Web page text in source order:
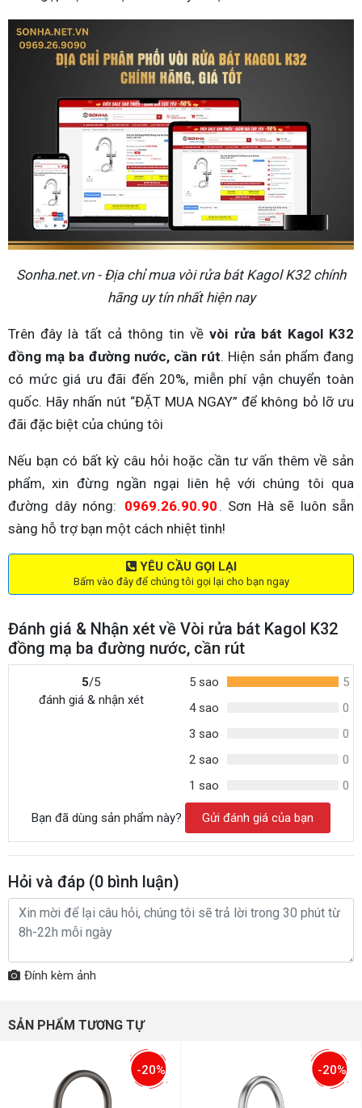
Sonha.net.vn - Địa chỉ mua vòi rửa bát Kagol K32 chính
hãng uy tín nhất hiện nay
Trên đây là tất cả thông tin vềvòi rửa bát Kagol K32
đồng mạ ba đường nước, cần rút. Hiện sản phẩm đang
có mức giá ưu đãi đến 20%, miễn phí vận chuyển toàn
quốc. Hãy nhấn nút “ĐẶT MUA NGAY” để không bỏ lỡ ưu
đãi đặc biệt của chúng tôi
Nếu bạn có bất kỳ câu hỏi hoặc cần tư vấn thêm về sản
phẩm, xin đừng ngần ngại liên hệ với chúng tôi qua
đường dây nóng: 0969.26.90.90 . Sơn Hà sẽ luôn sẵn
sàng hỗ trợ bạn một cách nhiệt tình!
YÊU CẦU GỌI LẠI
Bấm vào đây để chúng tôi gọi lại cho bạn ngay
Đánh giá & Nhận xét về Vòi rửa bát Kagol K32
đồng mạ ba đường nước, cần rút
5/5
đánh giá & nhận xét
5 sao
5
4 sao
0
3 sao
0
2 sao
0
1 sao
0
Bạn đã dùng sản phẩm này? Gửi đánh giá của bạn
Hỏi và đáp (0 bình luận)
Đính kèm ảnh
SẢN PHẨM TƯƠNG TỰ
-20% -20%